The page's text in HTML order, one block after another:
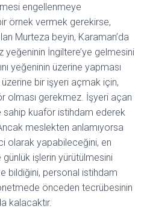
engellenmeye
örnek vermek gerekirse,
Murteza beyin, Karaman’da
İngiltere’ye gelmesini
yeğeninin üzerine yapması
bir işyeri açmak için,
olması gerekmez. İşyeri açan
sahip kuaför istihdam ederek
meslekten anlamıyorsa
olarak yapabileceğini, en
işlerin yürütülmesini
bildiğini, personal istihdam
önceden tecrübesinin
kalacaktır.